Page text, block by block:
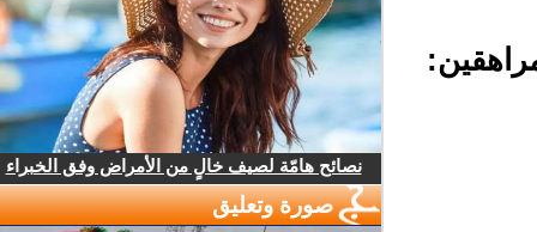
نصائح هامّة لصيف خالٍ من الأمراض وفق الخبراء
صورة وتعليق